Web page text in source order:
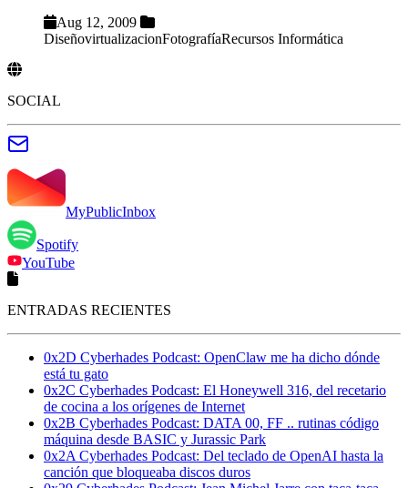
Aug 12, 2009
DiseñovirtualizacionFotografíaRecursos Informática
SOCIAL
MyPublicInbox
Spotify
YouTube
ENTRADAS RECIENTES
0x2D Cyberhades Podcast: OpenClaw me ha dicho dónde
está tu gato
0x2C Cyberhades Podcast: El Honeywell 316, del recetario
de cocina a los orígenes de Internet
0x2B Cyberhades Podcast: DATA 00, FF .. rutinas código
máquina desde BASIC y Jurassic Park
0x2A Cyberhades Podcast: Del teclado de OpenAI hasta la
canción que bloqueaba discos duros